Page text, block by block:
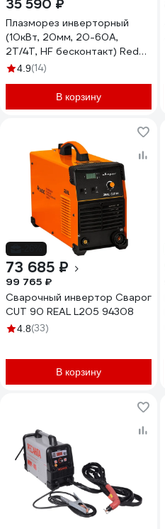
35 590 ₽
Плазморез инверторный
(10кВт, 20мм, 20-60А,
2Т/4Т, HF бесконтакт) Redbo
ExpertCut-60 7449
4.9(14)
В корзину
73 685 ₽
99 765 ₽
Сварочный инвертор Сварог
CUT 90 REAL L205 94308
4.8(33)
В корзину